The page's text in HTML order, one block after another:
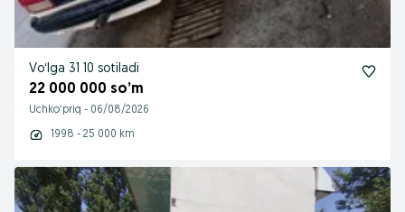
Voʻlga 31 10 sotiladi
22 000 000 so’m
Uchkoʻpriq - 06/08/2026
1998 - 25 000 km